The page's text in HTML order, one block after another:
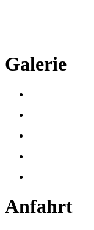
Galerie
Anfahrt